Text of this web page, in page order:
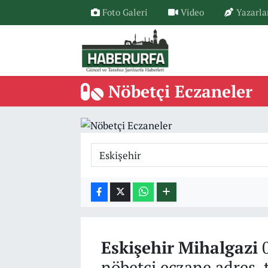
Foto Galeri Video
Nöbetçi Eczaneler
EskişehirMihalgazi